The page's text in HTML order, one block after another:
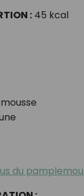
:45 kcal
du